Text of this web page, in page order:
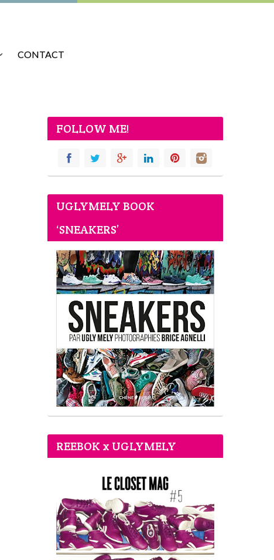
CONTACT
FOLLOW ME!
UGLYMELY BOOK
‘SNEAKERS’
REEBOK x UGLYMELY